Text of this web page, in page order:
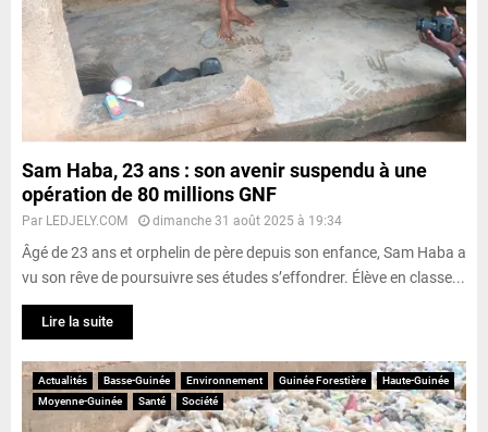
Sam Haba, 23 ans : son avenir suspendu à une
opération de 80 millions GNF
Par LEDJELY.COM dimanche 31 août 2025 à 19:34
Âgé de 23 ans et orphelin de père depuis son enfance, Sam Haba a
vu son rêve de poursuivre ses études s’effondrer. Élève en classe...
Lire la suite
Actualités Basse-Guinée Environnement Guinée Forestière
Haute-Guinée
Moyenne-Guinée
Santé Société